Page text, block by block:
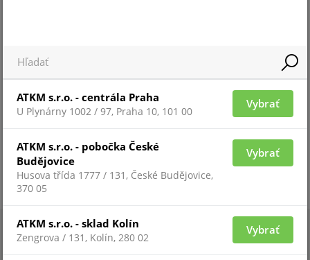
Pre zobrazenie informácií je nutné byť prihlásený
ATKM s.r.o. - centrála Praha
U Plynárny 1002 / 97, Praha 10, 101 00
Vybrať
ATKM s.r.o. - pobočka České
Budějovice
Husova třída 1777 / 131, České Budějovice,
370 05
Vybrať
ATKM s.r.o. - sklad Kolín
Zengrova / 131, Kolín, 280 02
Vybrať